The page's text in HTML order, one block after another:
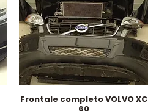
Vista rapida
Frontale completo VOLVO XC